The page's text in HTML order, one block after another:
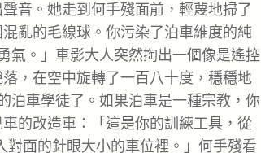
音。她走到何手殘面前，輕蔑地掃了
亂的毛線球。你污染了泊車維度的純
。」車影大人突然掏出一個像是遙控
，在空中旋轉了一百八十度，穩穩地
泊車學徒了。如果泊車是一種宗教，你
的改造車：「這是你的訓練工具，從
對面的針眼大小的車位裡。」何手殘看